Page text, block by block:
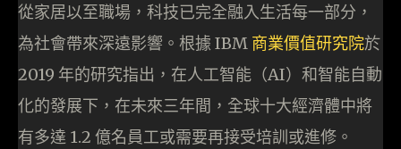
從家居以至職場，科技已完全融入生活每一部分，
為社會帶來深遠影響。根據 IBM 商業價值研究院於
2019 年的研究指出，在人工智能（AI）和智能自動
化的發展下，在未來三年間，全球十大經濟體中將
有多達 1.2 億名員工或需要再接受培訓或進修。